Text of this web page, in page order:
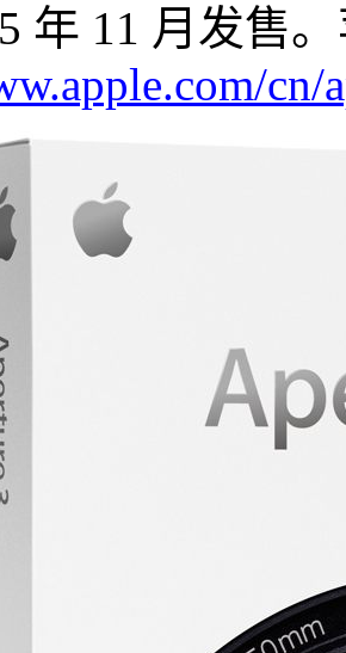
年 11 月发售
cn/